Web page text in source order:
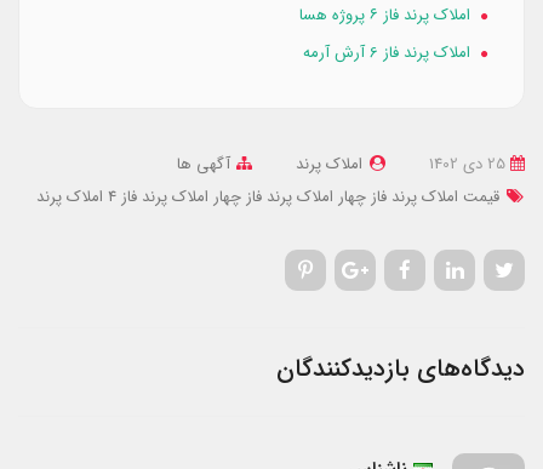
املاک پرند فاز ۶ پروژه هسا
املاک پرند فاز 6 آرش آرمه
املاک پرند
آگهی ها
قیمت املاک پرند فاز چهار املاک پرند فاز چهار املاک پرند فاز 4 املاک پرند
دیدگاه‌های بازدیدکنندگان